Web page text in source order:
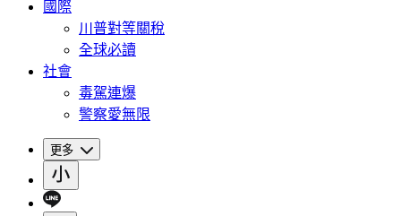
國際
川普對等關稅
全球必讀
社會
毒駕連爆
警察愛無限
更多